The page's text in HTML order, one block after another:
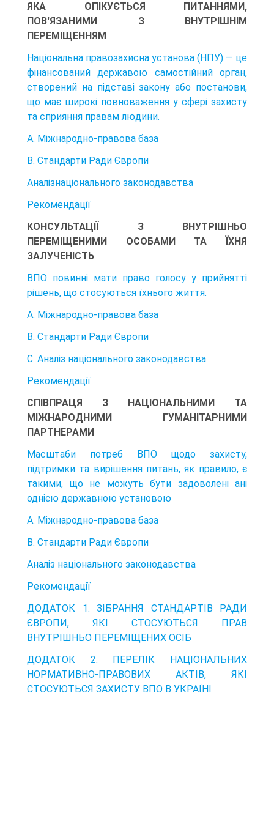
ЯКА ОПІКУЄТЬСЯ ПИТАННЯМИ,
ПОВ'ЯЗАНИМИ З ВНУТРІШНІМ
ПЕРЕМІЩЕННЯМ
Національна правозахисна установа (НПУ) — це
фінансований державою самостійний орган,
створений на підставі закону або постанови,
що має широкі повноваження у сфері захисту
та сприяння правам людини.
А. Міжнародно-правова база
B. Стандарти Ради Європи
Аналізнаціонального законодавства
Рекомендації
КОНСУЛЬТАЦІЇ З ВНУТРІШНЬО
ПЕРЕМІЩЕНИМИ ОСОБАМИ ТА ЇХНЯ
ЗАЛУЧЕНІСТЬ
ВПО повинні мати право голосу у прийнятті
рішень, що стосуються їх­нього життя.
A. Міжнародно-правова база
B. Стандарти Ради Європи
C. Аналіз національного законодавства
Рекомендації
СПІВПРАЦЯ З НАЦІОНАЛЬНИМИ ТА
МІЖНАРОДНИМИ ГУМАНІТАРНИМИ
ПАРТНЕРАМИ
Масштаби потреб ВПО щодо захисту,
підтримки та вирішення питань, як правило, є
такими, що не можуть бути задоволені ані
однією державною установою
А. Міжнародно-правова база
B. Стандарти Ради Європи
Аналіз національного законодавства
Рекомендації
ДОДАТОК 1. ЗІБРАННЯ СТАНДАРТІВ РАДИ
ЄВРОПИ, ЯКІ СТОСУЮТЬСЯ ПРАВ
ВНУТРІШНЬО ПЕРЕМІЩЕНИХ ОСІБ
ДОДАТОК 2. ПЕРЕЛІК НАЦІОНАЛЬНИХ
НОРМАТИВНО-ПРАВОВИХ АКТІВ, ЯКІ
СТОСУЮТЬСЯ ЗАХИСТУ ВПО В УКРАЇНІ